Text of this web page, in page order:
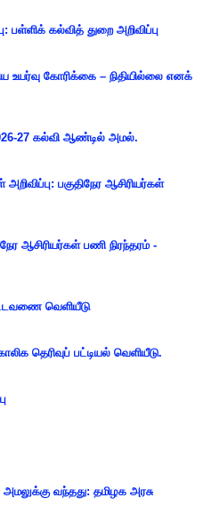
பள்ளிக் கல்வித் துறை அறிவிப்பு
உயர்வு கோரிக்கை – நிதியில்லை எனக்
27 கல்வி ஆண்டில் அமல்.
பகுதிநேர ஆசிரியர்கள்
ஆசிரியர்கள் பணி நிரந்தரம் -
வெளியீடு
தெரிவுப் பட்டியல் வெளியீடு.
அமலுக்கு வந்தது: தமிழக அரசு